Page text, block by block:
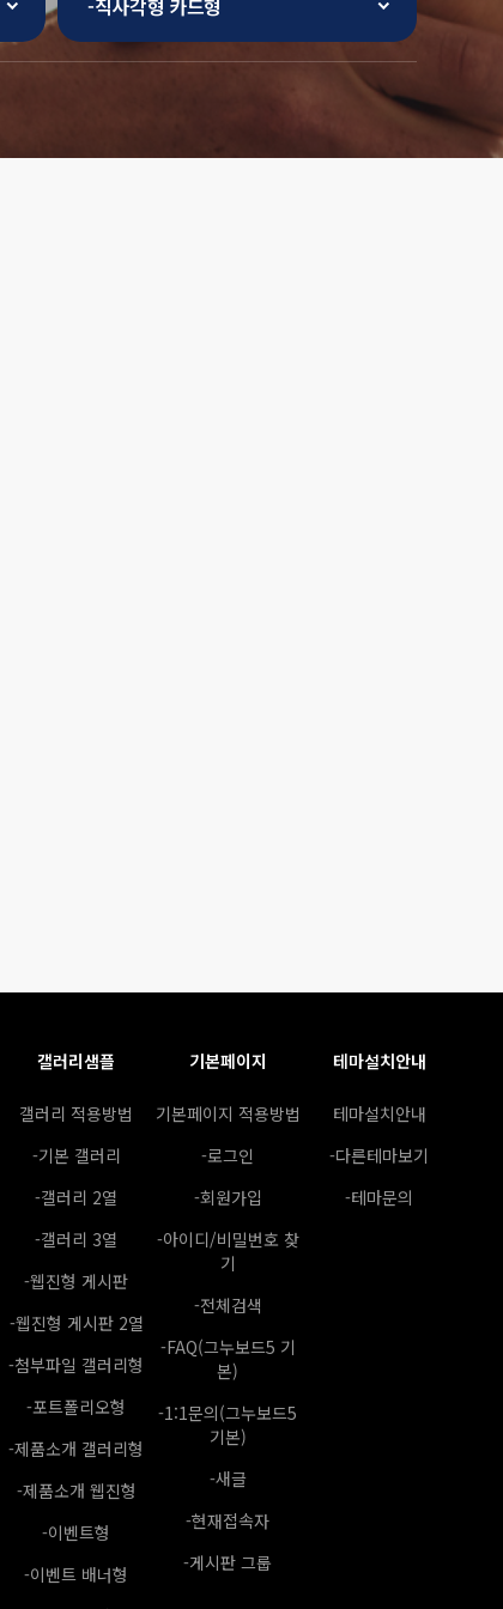
-직사각형 카드형
갤러리샘플
갤러리 적용방법
-기본 갤러리
-갤러리 2열
-갤러리 3열
-웹진형 게시판
-웹진형 게시판 2열
-첨부파일 갤러리형
-포트폴리오형
-제품소개 갤러리형
-제품소개 웹진형
-이벤트형
-이벤트 배너형
기본페이지
기본페이지 적용방법
-로그인
-회원가입
-아이디/비밀번호 찾
기
-전체검색
-FAQ(그누보드5 기
본)
-1:1문의(그누보드5
기본)
-새글
-현재접속자
-게시판 그룹
테마설치안내
테마설치안내
-다른테마보기
-테마문의